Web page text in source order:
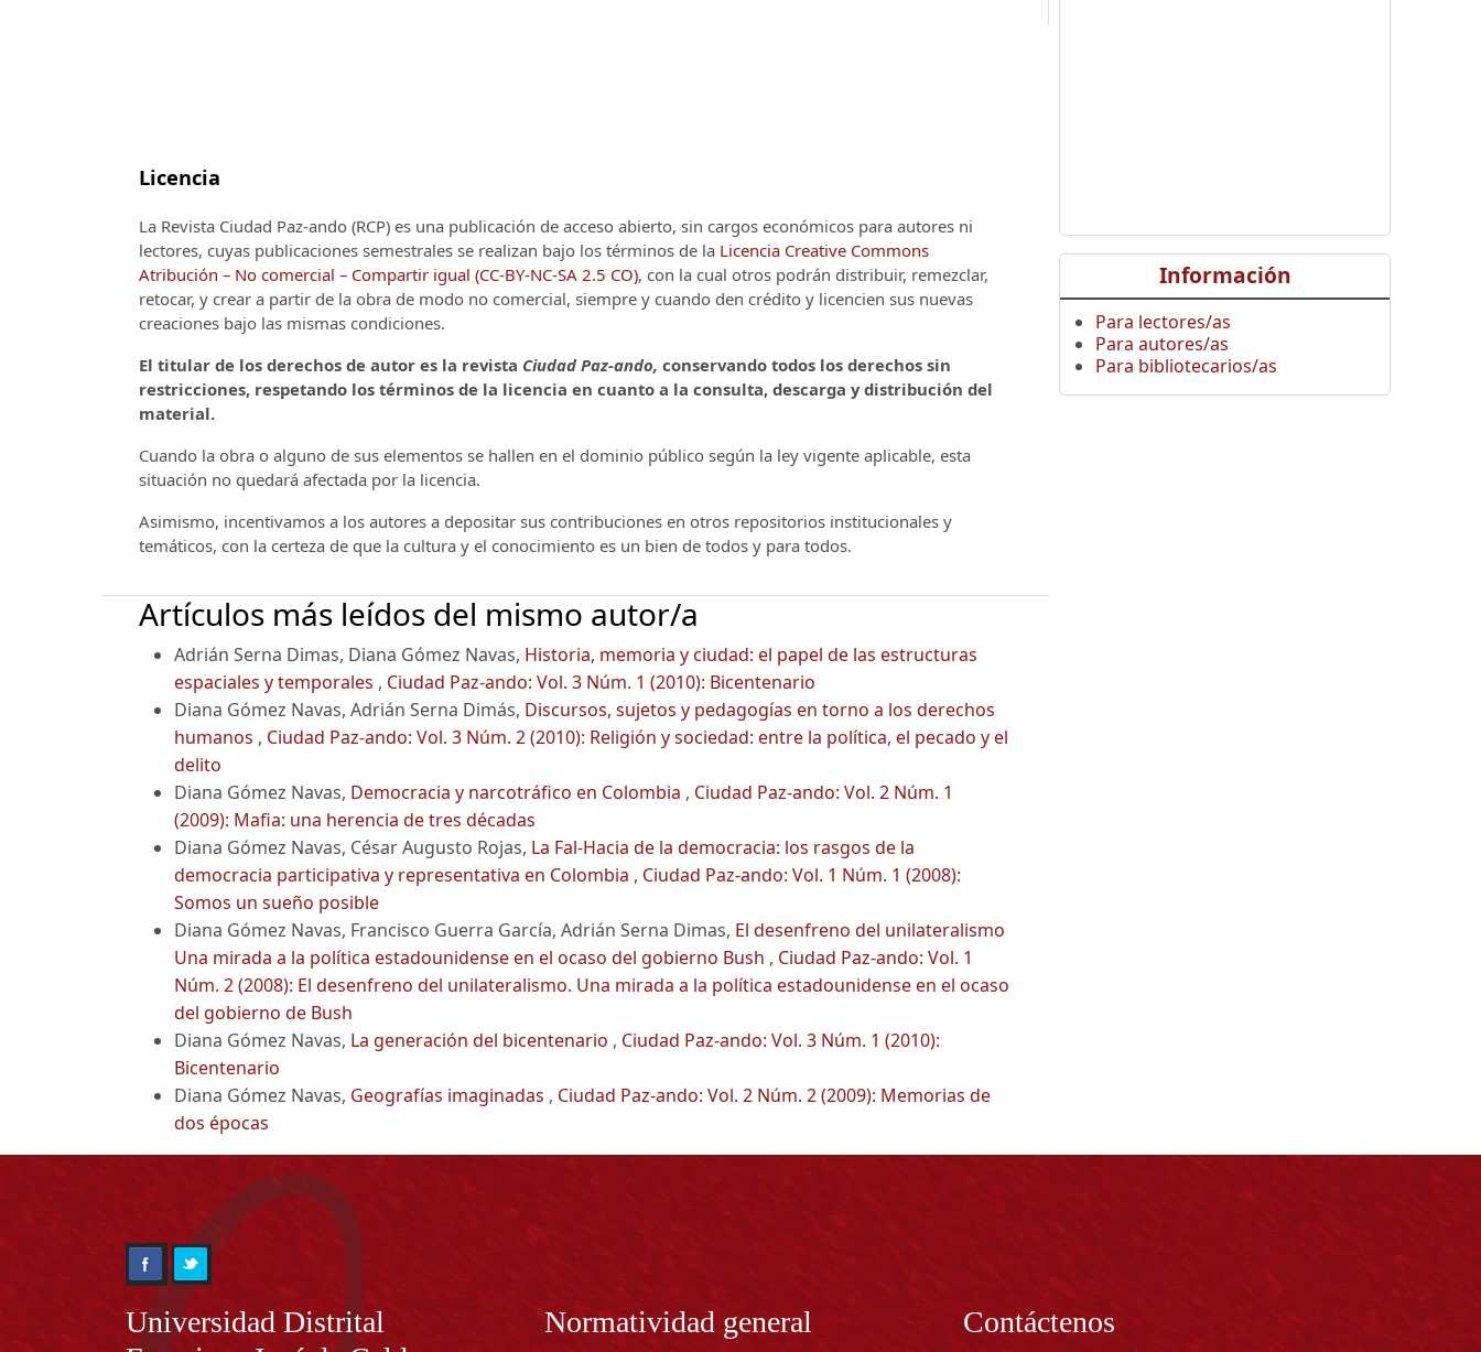
Licencia
La Revista Ciudad Paz-ando (RCP) es una publicación de acceso abierto, sin cargos económicos para autores ni
lectores, cuyas publicaciones semestrales se realizan bajo los términos de la Licencia Creative Commons
Atribución – No comercial – Compartir igual (CC-BY-NC-SA 2.5 CO), con la cual otros podrán distribuir, remezclar,
retocar, y crear a partir de la obra de modo no comercial, siempre y cuando den crédito y licencien sus nuevas
creaciones bajo las mismas condiciones.
El titular de los derechos de autor es la revista Ciudad Paz-ando, conservando todos los derechos sin
restricciones, respetando los términos de la licencia en cuanto a la consulta, descarga y distribución del
material.
Cuando la obra o alguno de sus elementos se hallen en el dominio público según la ley vigente aplicable, esta
situación no quedará afectada por la licencia.
Asimismo, incentivamos a los autores a depositar sus contribuciones en otros repositorios institucionales y
temáticos, con la certeza de que la cultura y el conocimiento es un bien de todos y para todos.
Artículos más leídos del mismo autor/a
Adrián Serna Dimas, Diana Gómez Navas, Historia, memoria y ciudad: el papel de las estructuras
espaciales y temporales , Ciudad Paz-ando: Vol. 3 Núm. 1 (2010): Bicentenario
Diana Gómez Navas, Adrián Serna Dimás, Discursos, sujetos y pedagogías en torno a los derechos
humanos , Ciudad Paz-ando: Vol. 3 Núm. 2 (2010): Religión y sociedad: entre la política, el pecado y el
delito
Diana Gómez Navas, Democracia y narcotráfico en Colombia , Ciudad Paz-ando: Vol. 2 Núm. 1
(2009): Mafia: una herencia de tres décadas
Diana Gómez Navas, César Augusto Rojas, La Fal-Hacia de la democracia: los rasgos de la
democracia participativa y representativa en Colombia , Ciudad Paz-ando: Vol. 1 Núm. 1 (2008):
Somos un sueño posible
Diana Gómez Navas, Francisco Guerra García, Adrián Serna Dimas, El desenfreno del unilateralismo
Una mirada a la política estadounidense en el ocaso del gobierno Bush , Ciudad Paz-ando: Vol. 1
Núm. 2 (2008): El desenfreno del unilateralismo. Una mirada a la política estadounidense en el ocaso
del gobierno de Bush
Diana Gómez Navas, La generación del bicentenario , Ciudad Paz-ando: Vol. 3 Núm. 1 (2010):
Bicentenario
Diana Gómez Navas, Geografías imaginadas , Ciudad Paz-ando: Vol. 2 Núm. 2 (2009): Memorias de
dos épocas
Información
Para lectores/as
Para autores/as
Para bibliotecarios/as
Información
Universidad Distrital
Normatividad general Contáctenos